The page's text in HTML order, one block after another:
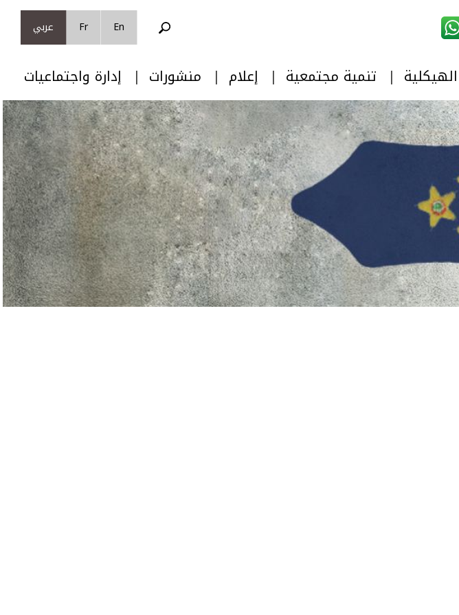
En
Fr عربي
الهيكلية تنمية مجتمعية إعلام منشورات إدارة واجتماعيات